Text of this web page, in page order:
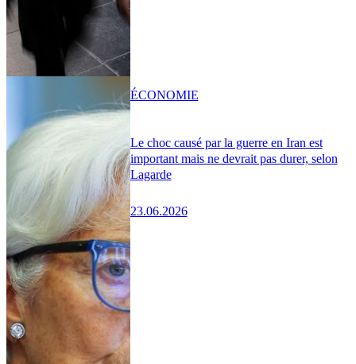
Le choc causé par la guerre en Iran est
important mais ne devrait pas durer, selon
Lagarde
23.06.2026
ÉCONOMIE